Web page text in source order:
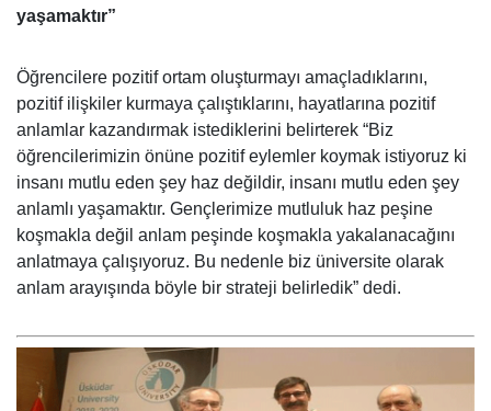
yaşamaktır”
Öğrencilere pozitif ortam oluşturmayı amaçladıklarını,
pozitif ilişkiler kurmaya çalıştıklarını, hayatlarına pozitif
anlamlar kazandırmak istediklerini belirterek “Biz
öğrencilerimizin önüne pozitif eylemler koymak istiyoruz ki
insanı mutlu eden şey haz değildir, insanı mutlu eden şey
anlamlı yaşamaktır. Gençlerimize mutluluk haz peşine
koşmakla değil anlam peşinde koşmakla yakalanacağını
anlatmaya çalışıyoruz. Bu nedenle biz üniversite olarak
anlam arayışında böyle bir strateji belirledik” dedi.